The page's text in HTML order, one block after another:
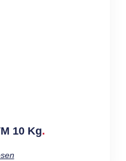
10 Kg